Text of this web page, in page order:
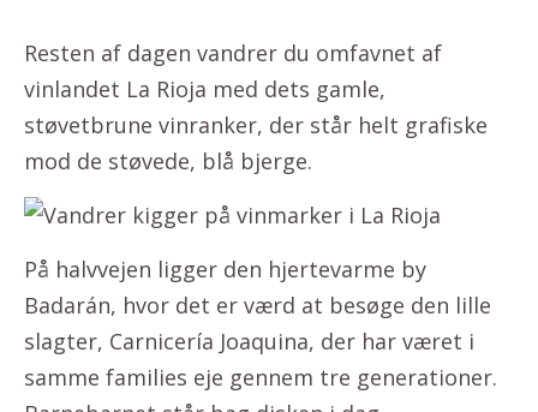
Resten af dagen vandrer du omfavnet af
vinlandet La Rioja med dets gamle,
støvetbrune vinranker, der står helt grafiske
mod de støvede, blå bjerge.
På halvvejen ligger den hjertevarme by
Badarán, hvor det er værd at besøge den lille
slagter, Carnicería Joaquina, der har været i
samme families eje gennem tre generationer.